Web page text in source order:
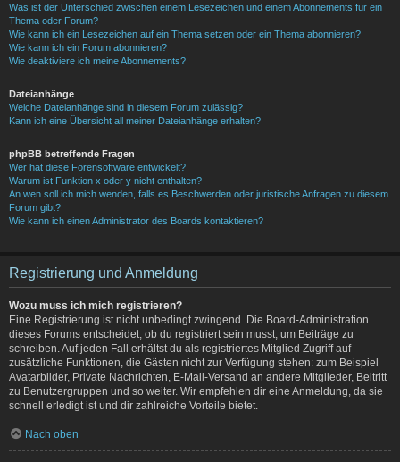
Was ist der Unterschied zwischen einem Lesezeichen und einem Abonnements für ein
Thema oder Forum?
Wie kann ich ein Lesezeichen auf ein Thema setzen oder ein Thema abonnieren?
Wie kann ich ein Forum abonnieren?
Wie deaktiviere ich meine Abonnements?
Dateianhänge
Welche Dateianhänge sind in diesem Forum zulässig?
Kann ich eine Übersicht all meiner Dateianhänge erhalten?
phpBB betreffende Fragen
Wer hat diese Forensoftware entwickelt?
Warum ist Funktion x oder y nicht enthalten?
An wen soll ich mich wenden, falls es Beschwerden oder juristische Anfragen zu diesem
Forum gibt?
Wie kann ich einen Administrator des Boards kontaktieren?
Registrierung und Anmeldung
Wozu muss ich mich registrieren?
Eine Registrierung ist nicht unbedingt zwingend. Die Board-Administration
dieses Forums entscheidet, ob du registriert sein musst, um Beiträge zu
schreiben. Auf jeden Fall erhältst du als registriertes Mitglied Zugriff auf
zusätzliche Funktionen, die Gästen nicht zur Verfügung stehen: zum Beispiel
Avatarbilder, Private Nachrichten, E-Mail-Versand an andere Mitglieder, Beitritt
zu Benutzergruppen und so weiter. Wir empfehlen dir eine Anmeldung, da sie
schnell erledigt ist und dir zahlreiche Vorteile bietet.
Nach oben